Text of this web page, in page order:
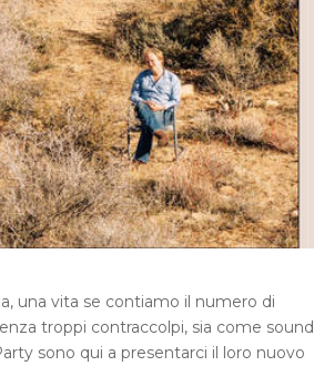
una vita se contiamo il numero di
troppi contraccolpi, sia come sound
sono qui a presentarci il loro nuovo